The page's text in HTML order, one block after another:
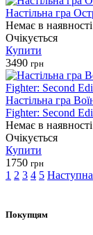
Настільна гра
Немає в наявності
Очікується
Купити
3490 грн
Настільна гра
Fighter: Second
Немає в наявності
Очікується
Купити
1750 грн
1 2 3 4 5 Наступна
Покупцям